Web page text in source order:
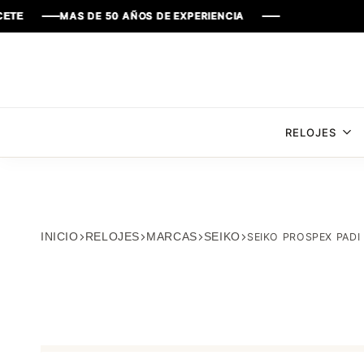
MAS DE 50 AÑOS DE EXPERIENCIA
MAS DE 50 AÑOS DE EXPERIENCIA
MAS DE 50 AÑOS DE EXPERIENCIA
MAS DE 50 AÑOS DE EXPERIENCIA
RELOJES
INICIO RELOJES MARCAS SEIKO SEIKO PROSPEX PADI